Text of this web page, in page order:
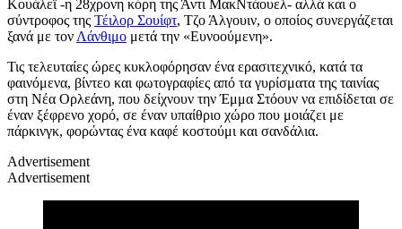
Κουάλεϊ -η 28χρονη κόρη της Άντι ΜακΝτάουελ- αλλά και ο
σύντροφος της Τέιλορ Σουίφτ, Τζο Άλγουιν, ο οποίος συνεργάζεται
ξανά με τον Λάνθιμο μετά την «Ευνοούμενη».
Τις τελευταίες ώρες κυκλοφόρησαν ένα ερασιτεχνικό, κατά τα
φαινόμενα, βίντεο και φωτογραφίες από τα γυρίσματα της ταινίας
στη Νέα Ορλεάνη, που δείχνουν την Έμμα Στόουν να επιδίδεται σε
έναν ξέφρενο χορό, σε έναν υπαίθριο χώρο που μοιάζει με
πάρκινγκ, φορώντας ένα καφέ κοστούμι και σανδάλια.
Advertisement
Advertisement